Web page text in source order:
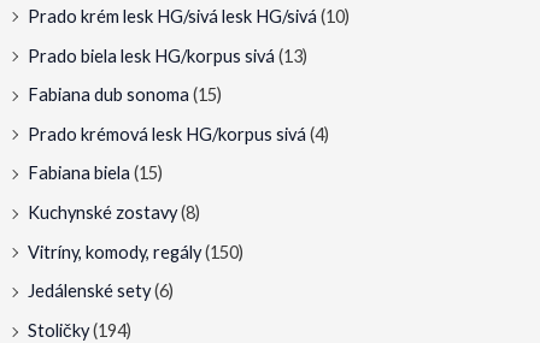
Prado krém lesk HG/sivá lesk HG/sivá (10)
Prado biela lesk HG/korpus sivá (13)
Fabiana dub sonoma (15)
Prado krémová lesk HG/korpus sivá (4)
Fabiana biela (15)
Kuchynské zostavy(8)
Vitríny, komody, regály(150)
Jedálenské sety(6)
Stoličky(194)